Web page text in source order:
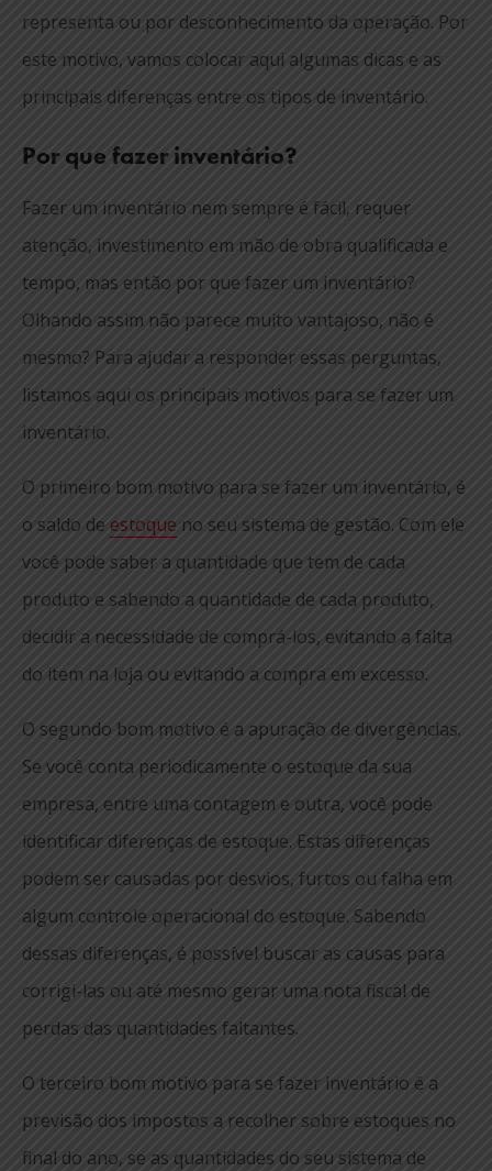
representa ou por desconhecimento da operação. Por
este motivo, vamos colocar aqui algumas dicas e as
principais diferenças entre os tipos de inventário.
Por que fazer inventário?
Fazer um inventário nem sempre é fácil, requer
atenção, investimento em mão de obra qualificada e
tempo, mas então por que fazer um inventário?
Olhando assim não parece muito vantajoso, não é
mesmo? Para ajudar a responder essas perguntas,
listamos aqui os principais motivos para se fazer um
inventário.
O primeiro bom motivo para se fazer um inventário, é
o saldo de estoque no seu sistema de gestão. Com ele
você pode saber a quantidade que tem de cada
produto e sabendo a quantidade de cada produto,
decidir a necessidade de comprá-los, evitando a falta
do item na loja ou evitando a compra em excesso.
O segundo bom motivo é a apuração de divergências.
Se você conta periodicamente o estoque da sua
empresa, entre uma contagem e outra, você pode
identificar diferenças de estoque. Estas diferenças
podem ser causadas por desvios, furtos ou falha em
algum controle operacional do estoque. Sabendo
dessas diferenças, é possível buscar as causas para
corrigi-las ou até mesmo gerar uma nota fiscal de
perdas das quantidades faltantes.
O terceiro bom motivo para se fazer inventário é a
previsão dos impostos a recolher sobre estoques no
final do ano, se as quantidades do seu sistema de